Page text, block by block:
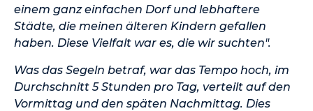
einem ganz einfachen Dorf und lebhaftere
Städte, die meinen älteren Kindern gefallen
haben. Diese Vielfalt war es, die wir suchten".
Was das Segeln betraf, war das Tempo hoch, im
Durchschnitt 5 Stunden pro Tag, verteilt auf den
Vormittag und den späten Nachmittag. Dies